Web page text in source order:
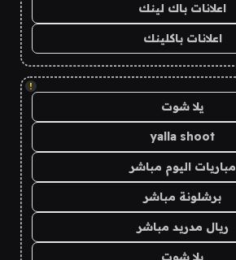
اعلانات باك لينك
اعلانات باكلينك
!
يلا شوت
yalla shoot
مباريات اليوم مباشر
برشلونة مباشر
ريال مدريد مباشر